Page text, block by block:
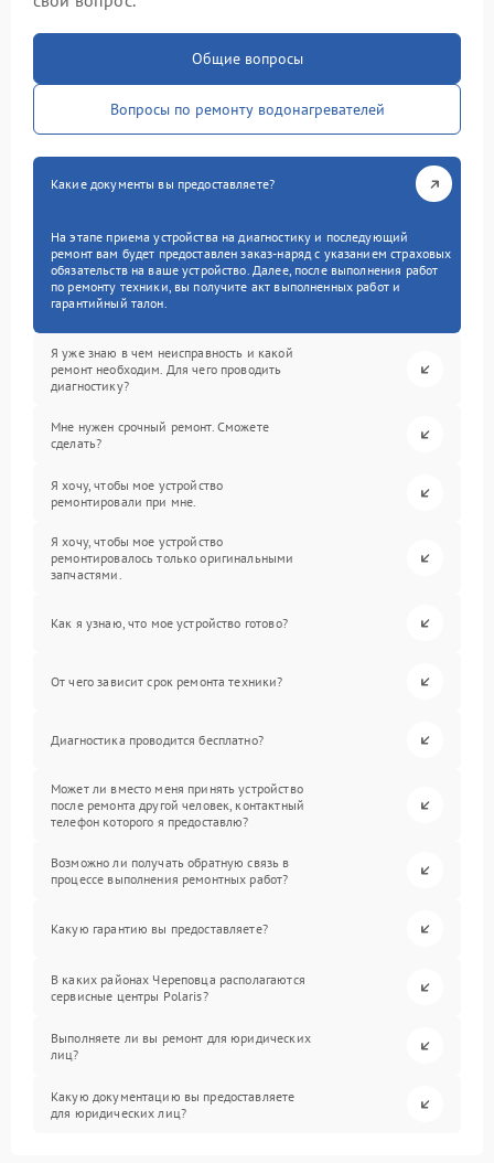
Общие вопросы
Вопросы по ремонту водонагревателей
Какие документы вы предоставляете?
На этапе приема устройства на диагностику и последующий
ремонт вам будет предоставлен заказ-наряд с указанием страховых
обязательств на ваше устройство. Далее, после выполнения работ
по ремонту техники, вы получите акт выполненных работ и
гарантийный талон.
Я уже знаю в чем неисправность и какой
ремонт необходим. Для чего проводить
диагностику?
Мне нужен срочный ремонт. Сможете
сделать?
Я хочу, чтобы мое устройство
ремонтировали при мне.
Я хочу, чтобы мое устройство
ремонтировалось только оригинальными
запчастями.
Как я узнаю, что мое устройство готово?
От чего зависит срок ремонта техники?
Диагностика проводится бесплатно?
Может ли вместо меня принять устройство
после ремонта другой человек, контактный
телефон которого я предоставлю?
Возможно ли получать обратную связь в
процессе выполнения ремонтных работ?
Какую гарантию вы предоставляете?
В каких районах Череповца располагаются
сервисные центры Polaris?
Выполняете ли вы ремонт для юридических
лиц?
Какую документацию вы предоставляете
для юридических лиц?